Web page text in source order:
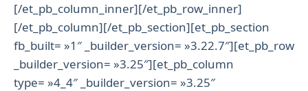
[/et_pb_column_inner][/et_pb_row_inner]
[/et_pb_column][/et_pb_section][et_pb_section
fb_built= »1″ _builder_version= »3.22.7″][et_pb_row
_builder_version= »3.25″][et_pb_column
type= »4_4″ _builder_version= »3.25″